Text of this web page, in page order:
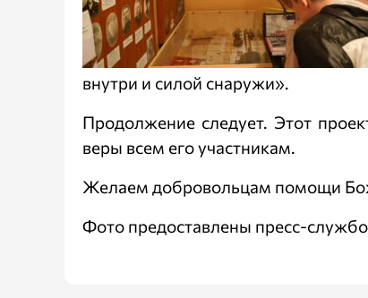
внутри и силой снаружи».
Продолжение следует. Этот
веры всем его участникам.
Желаем добровольцам помощи
Фото предоставлены пресс-